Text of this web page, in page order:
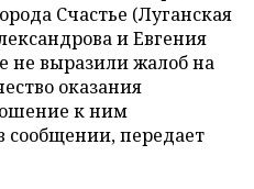
Счастье (Луганская
и Евгения
не выразили жалоб на
оказания
к ним
сообщении, передает